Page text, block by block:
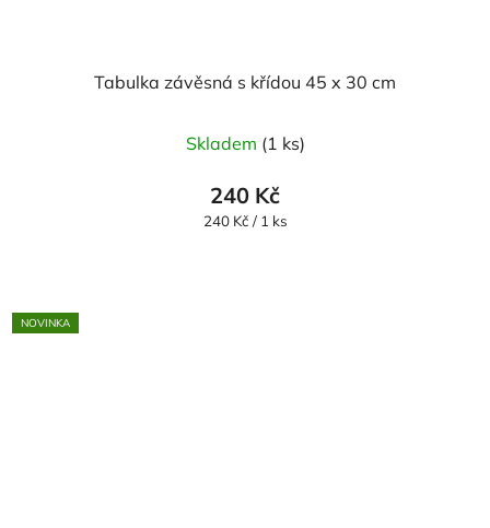
Tabulka závěsná s křídou 45 x 30 cm
Skladem (1 ks)
240 Kč
Měrná
240 Kč / 1 ks
NOVINKA